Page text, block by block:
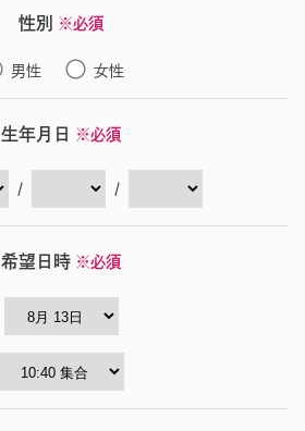
性別 ※必須
男性 女性
生年月日 ※必須
/ /
希望日時 ※必須